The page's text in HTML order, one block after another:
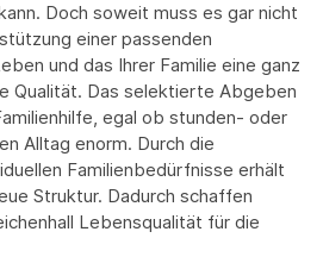
Doch soweit muss es gar nicht
einer passenden
und das Ihrer Familie eine ganz
Qualität. Das selektierte Abgeben
egal ob stunden- oder
Alltag enorm. Durch die
Familienbedürfnisse erhält
Struktur. Dadurch schaffen
Lebensqualität für die